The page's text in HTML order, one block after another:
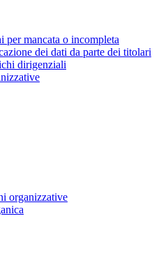
per mancata o incompleta
dei dati da parte dei titolari
dirigenziali
organizzative